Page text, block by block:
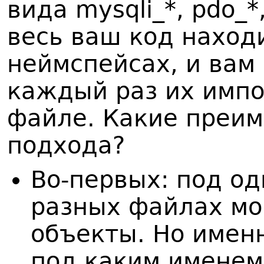
вида mysqli_*,
весь ваш код
неймспейсах, и
каждый раз их
файле. Какие
подхода?
Во-первых: под
разных файлах
объекты. Но